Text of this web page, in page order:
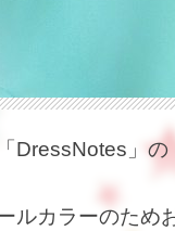
DressNotes」の
ルカラーのため